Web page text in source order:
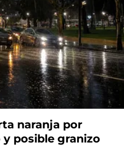
naranja por
posible granizo